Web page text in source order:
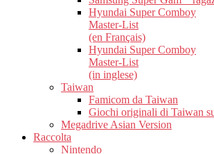
Hyundai Super Comboy
Master-List
(en Français)
Hyundai Super Comboy
Master-List
(in inglese)
Taiwan
Famicom da Taiwan
Giochi originali di Taiwan
Megadrive Asian Version
Raccolta
Nintendo